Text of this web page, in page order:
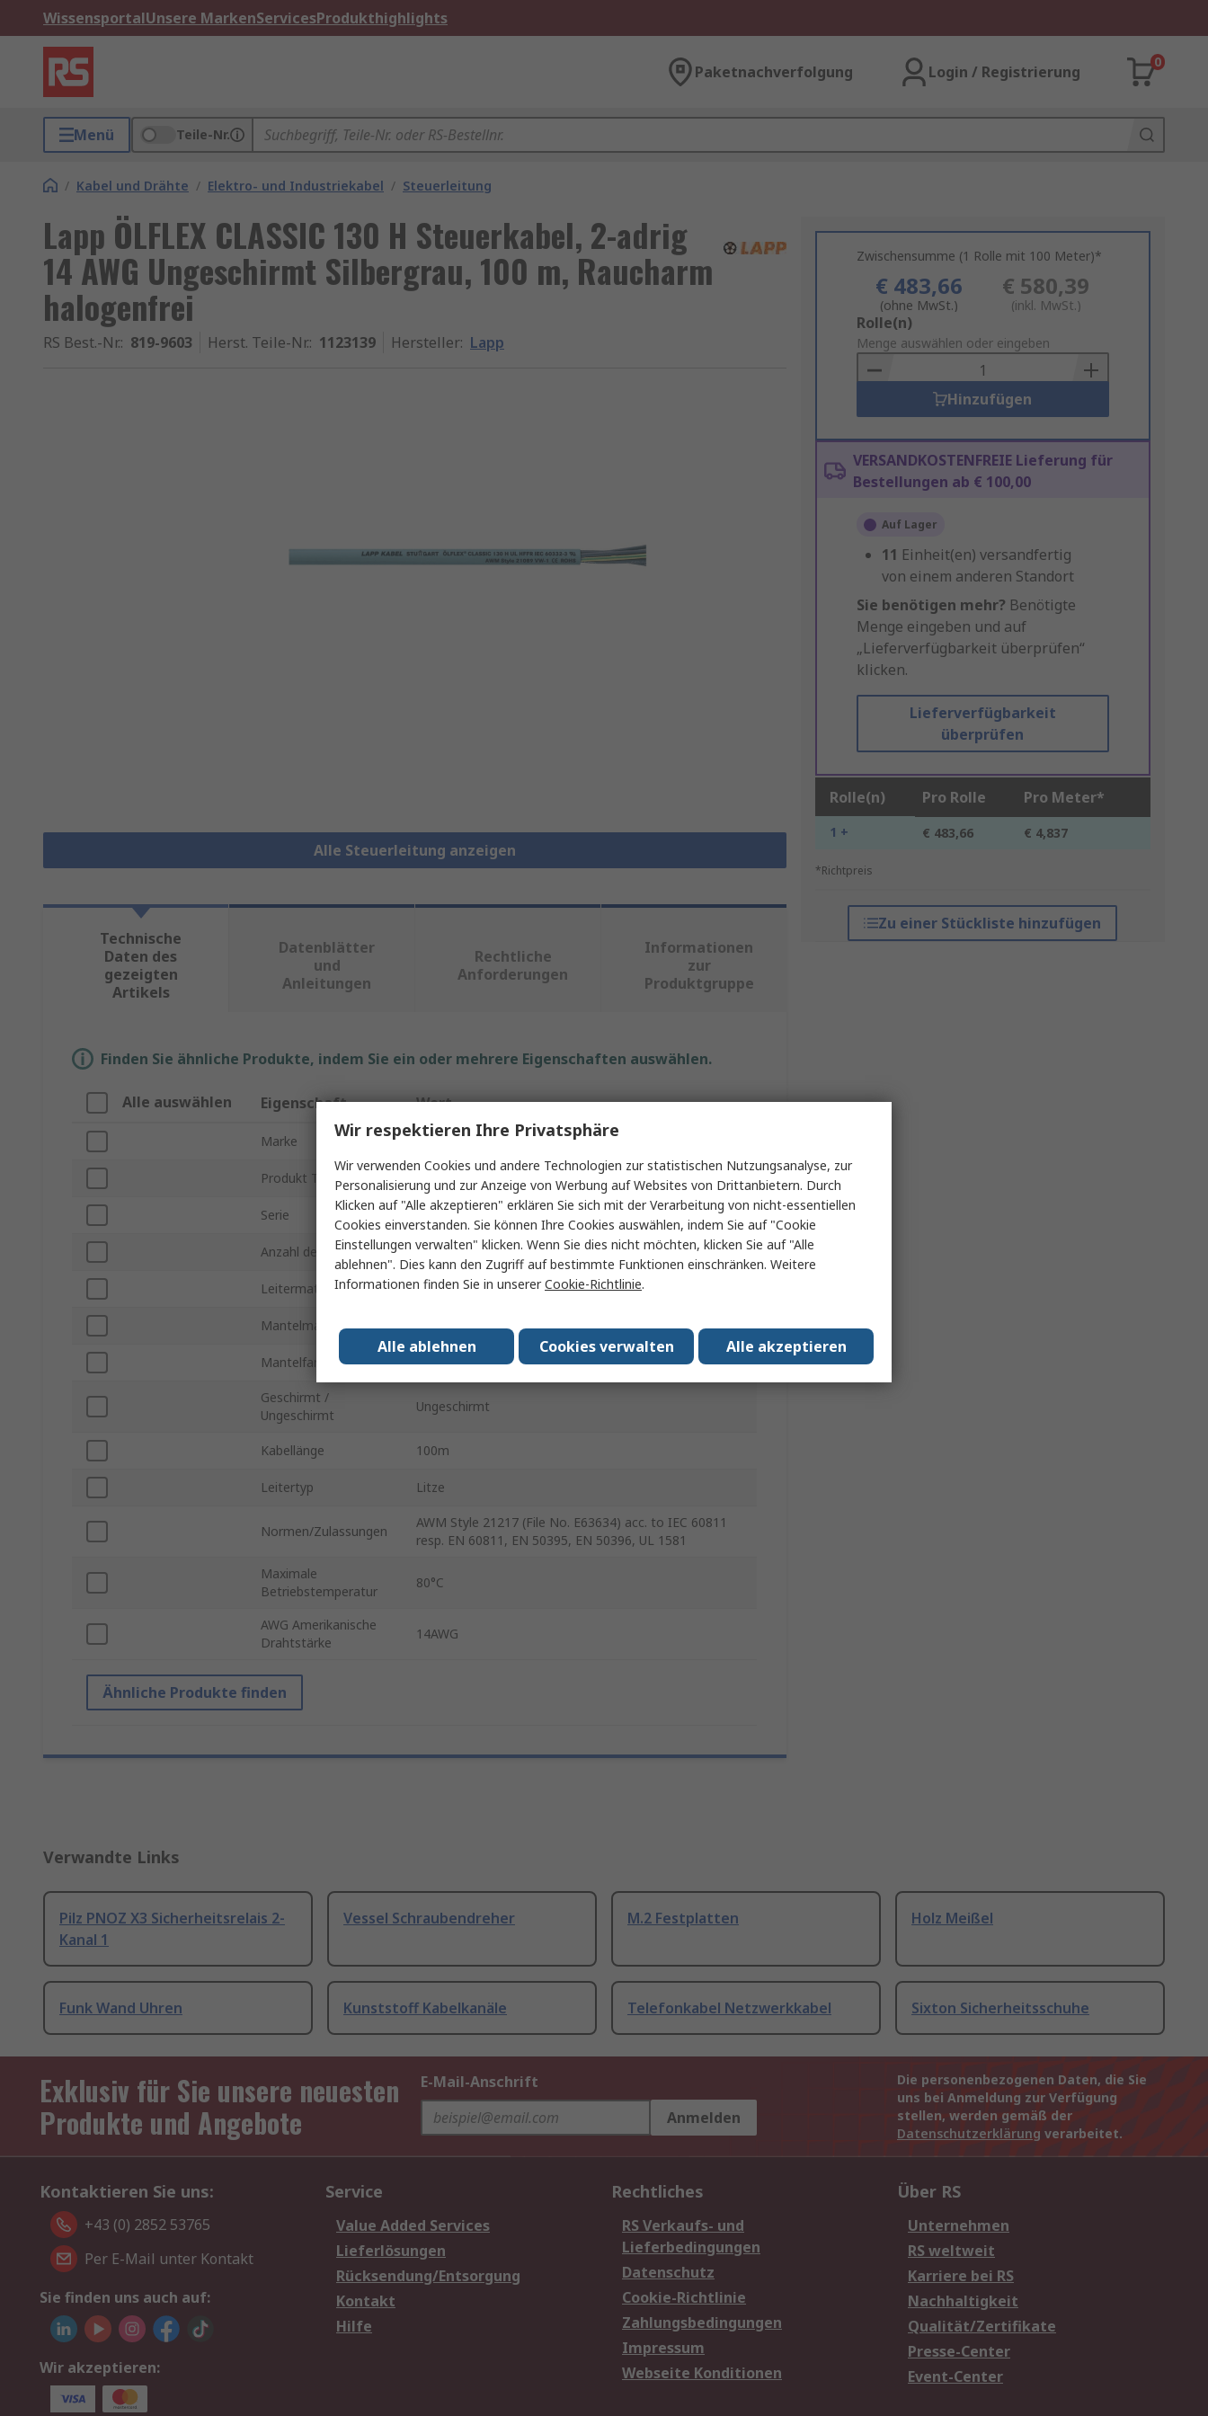
WissensportalUnsere MarkenServicesProdukthighlights
Paketnachverfolgung Login / Registrierung
0
Menü Teile-Nr.
/ Kabel und Drähte / Elektro- und Industriekabel / Steuerleitung
Lapp ÖLFLEX CLASSIC 130 H Steuerkabel, 2-adrig
14 AWG Ungeschirmt Silbergrau, 100 m, Raucharm
halogenfrei
RS Best.-Nr.: 819-9603 Herst. Teile-Nr.: 1123139 Hersteller: Lapp
Alle Steuerleitung anzeigen
Zwischensumme (1 Rolle mit 100 Meter)*
€ 483,66
(ohne MwSt.)
€ 580,39
(inkl. MwSt.)
Add
to
Basket
Rolle(n)
Menge auswählen oder eingeben
Hinzufügen
VERSANDKOSTENFREIE Lieferung für
Bestellungen ab € 100,00
Auf Lager
11 Einheit(en) versandfertig
von einem anderen Standort
Sie benötigen mehr? Benötigte
Menge eingeben und auf
„Lieferverfügbarkeit überprüfen“
klicken.
Lieferverfügbarkeit
überprüfen
Rolle(n) Pro Rolle Pro Meter*
1 + € 483,66 € 4,837
*Richtpreis
Zu einer Stückliste hinzufügen
Technische
Daten des
gezeigten
Artikels
Datenblätter
und
Anleitungen
Rechtliche
Anforderungen
Informationen
zur
Produktgruppe
Finden Sie ähnliche Produkte, indem Sie ein oder mehrere Eigenschaften auswählen.
Alle auswählen Eigenschaft Wert
Marke Lapp
Produkt Typ Steuerkabel
Serie ÖLFLEX CLASSIC 130 H
Anzahl der CPU Kerne 2
Leitermaterial Kupfer blank
Mantelmaterial Raucharm halogenfrei
Mantelfarbe Silbergrau
Geschirmt /
Ungeschirmt
Ungeschirmt
Kabellänge 100m
Leitertyp Litze
Normen/Zulassungen
AWM Style 21217 (File No. E63634) acc. to IEC 60811
resp. EN 60811, EN 50395, EN 50396, UL 1581
Maximale
Betriebstemperatur
80°C
AWG Amerikanische
Drahtstärke
14AWG
Ähnliche Produkte finden
Verwandte Links
Pilz PNOZ X3 Sicherheitsrelais 2-
Kanal 1
Vessel Schraubendreher M.2 Festplatten Holz Meißel
Funk Wand Uhren Kunststoff Kabelkanäle Telefonkabel Netzwerkkabel Sixton Sicherheitsschuhe
Exklusiv für Sie unsere neuesten
Produkte und Angebote
E-Mail-Anschrift
Anmelden
Die personenbezogenen Daten, die Sie
uns bei Anmeldung zur Verfügung
stellen, werden gemäß der
Datenschutzerklärung verarbeitet.
Kontaktieren Sie uns:
+43 (0) 2852 53765
Per E-Mail unter Kontakt
Sie finden uns auch auf:
Wir akzeptieren:
Service
Value Added Services
Lieferlösungen
Rücksendung/Entsorgung
Kontakt
Hilfe
Rechtliches
RS Verkaufs- und
Lieferbedingungen
Datenschutz
Cookie-Richtlinie
Zahlungsbedingungen
Impressum
Webseite Konditionen
Über RS
Unternehmen
RS weltweit
Karriere bei RS
Nachhaltigkeit
Qualität/Zertifikate
Presse-Center
Event-Center
Wir respektieren Ihre Privatsphäre
Wir verwenden Cookies und andere Technologien zur statistischen Nutzungsanalyse, zur
Personalisierung und zur Anzeige von Werbung auf Websites von Drittanbietern. Durch
Klicken auf "Alle akzeptieren" erklären Sie sich mit der Verarbeitung von nicht-essentiellen
Cookies einverstanden. Sie können Ihre Cookies auswählen, indem Sie auf "Cookie
Einstellungen verwalten" klicken. Wenn Sie dies nicht möchten, klicken Sie auf "Alle
ablehnen". Dies kann den Zugriff auf bestimmte Funktionen einschränken. Weitere
Informationen finden Sie in unsererCookie-Richtlinie.
Alle akzeptieren
Cookies verwalten
Alle ablehnen